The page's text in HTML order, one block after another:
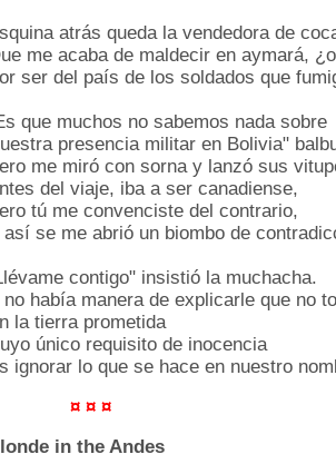
atrás queda la vendedora de
me acaba de maldecir en aymará,
ser del país de los soldados que
que muchos no sabemos nada sobre
presencia militar en Bolivia"
me miró con sorna y lanzó sus
del viaje, iba a ser canadiense,
tú me convenciste del contrario,
así se me abrió un biombo de
contigo" insistió la muchacha.
no había manera de explicarle que no
la tierra prometida
único requisito de inocencia
ignorar lo que se hace en nuestro
¤ ¤ ¤
in the Andes